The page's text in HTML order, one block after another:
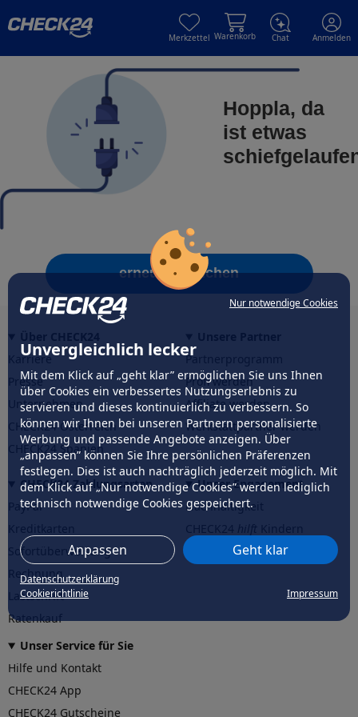
Nur notwendige Cookies
Unvergleichlich lecker
Mit dem Klick auf „geht klar” ermöglichen Sie uns Ihnen
über Cookies ein verbessertes Nutzungserlebnis zu
servieren und dieses kontinuierlich zu verbessern. So
können wir Ihnen bei unseren Partnern personalisierte
Werbung und passende Angebote anzeigen. Über
„anpassen” können Sie Ihre persönlichen Präferenzen
festlegen. Dies ist auch nachträglich jederzeit möglich. Mit
dem Klick auf „Nur notwendige Cookies” werden lediglich
technisch notwendige Cookies gespeichert.
Anpassen Geht klar
Datenschutzerklärung
Cookierichtlinie
Impressum
Merkzettel Warenkorb Chat Anmelden
Hoppla, da
ist etwas
erneut versuchen
Karriere
Presse
Unternehmen
CHECK24 Österreich
CHECK24 Spanien
Partnerprogramm
Profi werden
Affiliate werden
Werkstattpartner werden
CHECK24 Zahlungsarten
PayPal
Sofortüberweisung
Rechnung
Lastschrift
Ratenkauf
Unser Engagement
Nachhaltigkeit
CHECK24hilftder Natur
Unser Service für Sie
Hilfe und Kontakt
CHECK24 App
CHECK24 Gutscheine